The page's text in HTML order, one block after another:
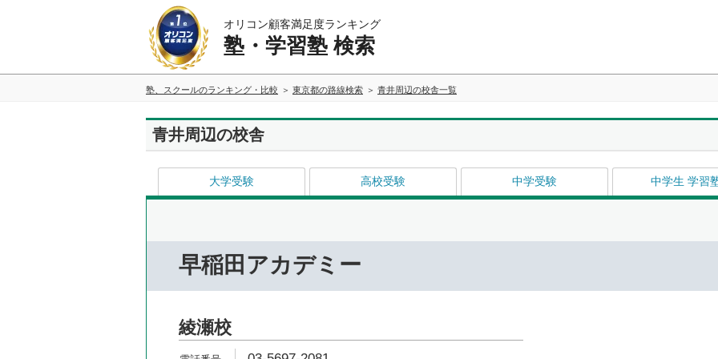
オリコン顧客満足度ランキング
塾・学習塾 検索
塾、スクールのランキング・比較 東京都の路線検索 青井周辺の校舎一覧
青井周辺の校舎
大学受験 高校受験 中学受験 中学生 学習
早稲田アカデミー
綾瀬校